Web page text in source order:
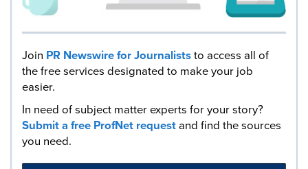
Join PR Newswire for Journaliststo access all of
the free services designated to make your job
easier.
In need of subject matter experts for your story?
Submit a free ProfNet requestand find the sources
you need.